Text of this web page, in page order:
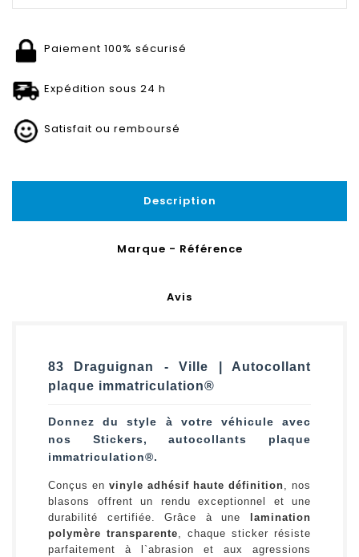
Paiement 100% sécurisé
Expédition sous 24 h
Satisfait ou remboursé
Description
Marque - Référence
Avis
83 Draguignan - Ville | Autocollant
plaque immatriculation®
Donnez du style à votre véhicule avec
nos Stickers, autocollants plaque
immatriculation®.
Conçus en vinyle adhésif haute définition, nos
blasons offrent un rendu exceptionnel et une
durabilité certifiée. Grâce à une
lamination
polymère transparente, chaque sticker résiste
parfaitement à l`abrasion et aux agressions